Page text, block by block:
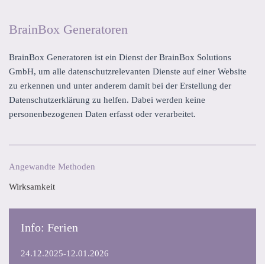
BrainBox Generatoren
BrainBox Generatoren ist ein Dienst der BrainBox Solutions
GmbH, um alle datenschutzrelevanten Dienste auf einer Website
zu erkennen und unter anderem damit bei der Erstellung der
Datenschutzerklärung zu helfen. Dabei werden keine
personenbezogenen Daten erfasst oder verarbeitet.
Angewandte Methoden
Wirksamkeit
Info: Ferien
24.12.2025-12.01.2026